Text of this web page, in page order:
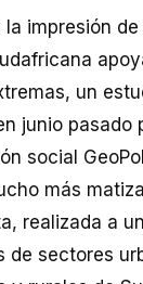
la impresión
un
junio pasado
social
más
realizada a
de sectores